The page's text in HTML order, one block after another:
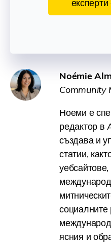
Noémie
Community
Ноеми е
редактор в
създава и
статии,
социалните
ясния и